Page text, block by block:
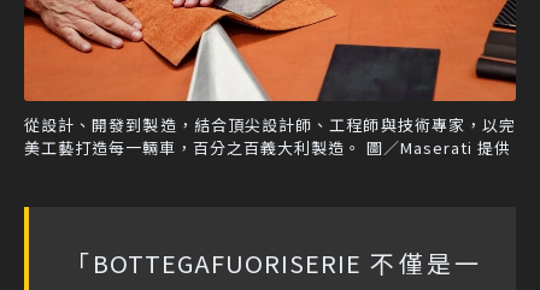
從設計、開發到製造，結合頂尖設計師、工程師與技術專家，以完
美工藝打造每一輛車，百分之百義大利製造。 圖／Maserati 提供
「BOTTEGAFUORISERIE 不僅是一